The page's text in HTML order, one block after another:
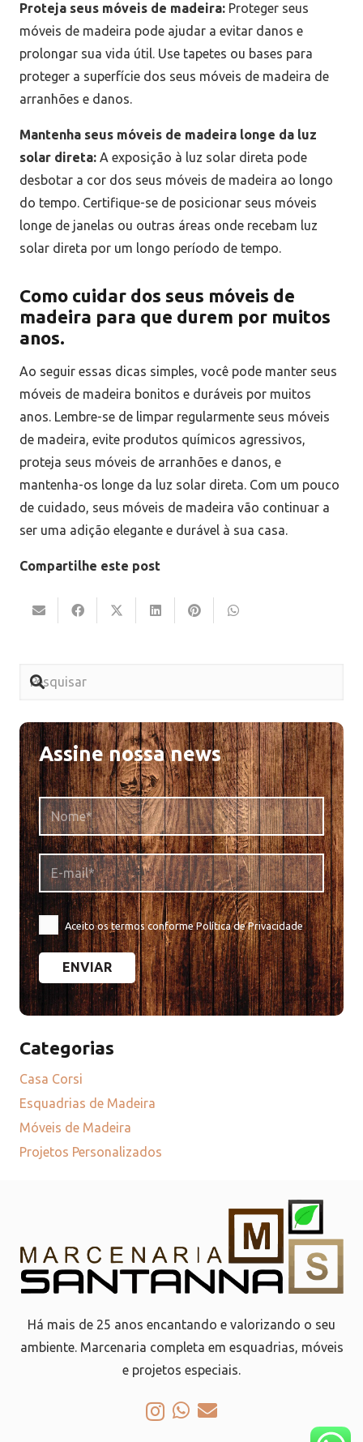
Proteja seus móveis de madeira: Proteger seus
móveis de madeira pode ajudar a evitar danos e
prolongar sua vida útil. Use tapetes ou bases para
proteger a superfície dos seus móveis de madeira de
arranhões e danos.
Mantenha seus móveis de madeira longe da luz
solar direta: A exposição à luz solar direta pode
desbotar a cor dos seus móveis de madeira ao longo
do tempo. Certifique-se de posicionar seus móveis
longe de janelas ou outras áreas onde recebam luz
solar direta por um longo período de tempo.
Como cuidar dos seus móveis de
madeira para que durem por muitos
anos.
Ao seguir essas dicas simples, você pode manter seus
móveis de madeira bonitos e duráveis por muitos
anos. Lembre-se de limpar regularmente seus móveis
de madeira, evite produtos químicos agressivos,
proteja seus móveis de arranhões e danos, e
mantenha-os longe da luz solar direta. Com um pouco
de cuidado, seus móveis de madeira vão continuar a
ser uma adição elegante e durável à sua casa.
Compartilhe este post
Assine nossa news
Aceito os termos conformePolítica de Privacidade
Please leave this field empty.
Categorias
Casa Corsi
Esquadrias de Madeira
Móveis de Madeira
Projetos Personalizados
Há mais de 25 anos encantando e valorizando o seu
ambiente. Marcenaria completa em esquadrias, móveis
e projetos especiais.